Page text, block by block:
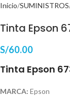
Inicio SUMINISTROS
Tinta Epson
S/60.00
Tinta Epson
MARCA: Epson